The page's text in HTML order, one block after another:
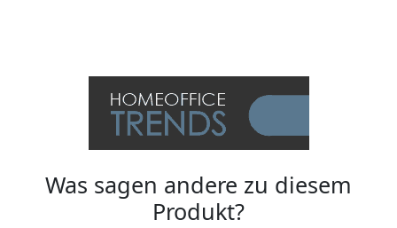
Was sagen andere zu diesem
Produkt?